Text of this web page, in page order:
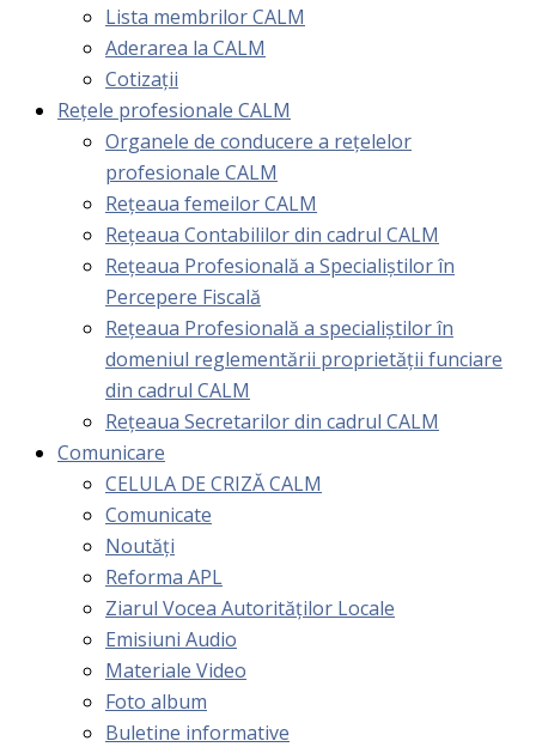
Lista membrilor CALM
Aderarea la CALM
Cotizaţii
Rețele profesionale CALM
Organele de conducere a rețelelor
profesionale CALM
Rețeaua femeilor CALM
Rețeaua Contabililor din cadrul CALM
Rețeaua Profesională a Specialiștilor în
Percepere Fiscală
Reţeaua Profesională a specialiştilor în
domeniul reglementării proprietăţii funciare
din cadrul CALM
Rețeaua Secretarilor din cadrul CALM
Comunicare
CELULA DE CRIZĂ CALM
Comunicate
Noutăți
Reforma APL
Ziarul Vocea Autorităților Locale
Emisiuni Audio
Materiale Video
Foto album
Buletine informative